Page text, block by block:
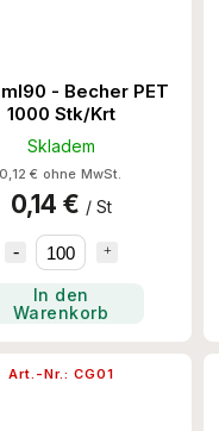
- Becher PET
1000 Stk/Krt
Skladem
0,12 € ohne MwSt.
0,14 € / St
In den
Warenkorb
Art.-Nr.: CG01